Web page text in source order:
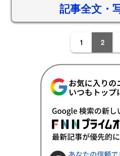
記事全文・
1 2